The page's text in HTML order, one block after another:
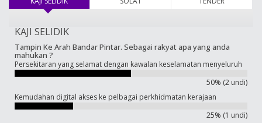
KAJI SELIDIK
Tampin Ke Arah Bandar Pintar. Sebagai rakyat apa yang anda
mahukan ?
Persekitaran yang selamat dengan kawalan keselamatan menyeluruh
50% (2 undi)
Kemudahan digital akses ke pelbagai perkhidmatan kerajaan
25% (1 undi)